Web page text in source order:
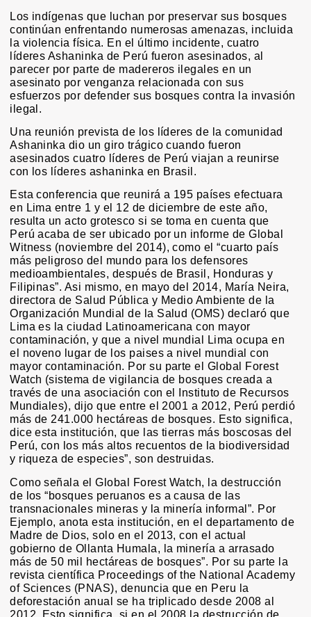
Los indígenas que luchan por preservar sus bosques
continúan enfrentando numerosas amenazas, incluida
la violencia física. En el último incidente, cuatro
líderes Ashaninka de Perú fueron asesinados, al
parecer por parte de madereros ilegales en un
asesinato por venganza relacionada con sus
esfuerzos por defender sus bosques contra la invasión
ilegal.
Una reunión prevista de los líderes de la comunidad
Ashaninka dio un giro trágico cuando fueron
asesinados cuatro líderes de Perú viajan a reunirse
con los líderes ashaninka en Brasil.
Esta conferencia que reunirá a 195 países efectuara
en Lima entre 1 y el 12 de diciembre de este año,
resulta un acto grotesco si se toma en cuenta que
Perú acaba de ser ubicado por un informe de Global
Witness (noviembre del 2014), como el “cuarto país
más peligroso del mundo para los defensores
medioambientales, después de Brasil, Honduras y
Filipinas”. Asi mismo, en mayo del 2014, María Neira,
directora de Salud Pública y Medio Ambiente de la
Organización Mundial de la Salud (OMS) declaró que
Lima es la ciudad Latinoamericana con mayor
contaminación, y que a nivel mundial Lima ocupa en
el noveno lugar de los paises a nivel mundial con
mayor contaminación. Por su parte el Global Forest
Watch (sistema de vigilancia de bosques creada a
través de una asociación con el Instituto de Recursos
Mundiales), dijo que entre el 2001 a 2012, Perú perdió
más de 241.000 hectáreas de bosques. Esto significa,
dice esta institución, que las tierras más boscosas del
Perú, con los más altos recuentos de la biodiversidad
y riqueza de especies”, son destruidas.
Como señala el Global Forest Watch, la destrucción
de los “bosques peruanos es a causa de las
transnacionales mineras y la minería informal”. Por
Ejemplo, anota esta institución, en el departamento de
Madre de Dios, solo en el 2013, con el actual
gobierno de Ollanta Humala, la minería a arrasado
más de 50 mil hectáreas de bosques”. Por su parte la
revista científica Proceedings of the National Academy
of Sciences (PNAS), denuncia que en Peru la
deforestación anual se ha triplicado desde 2008 al
2012. Esto significa, si en el 2008 la destrucción de